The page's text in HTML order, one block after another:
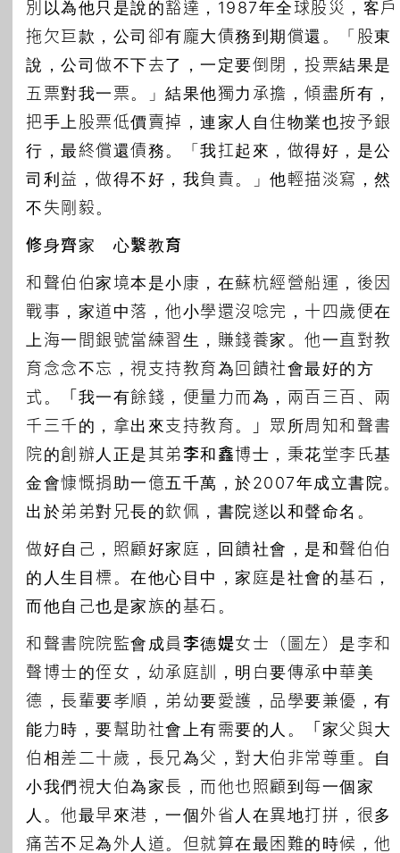
別以為他只是說的豁達，1987年全球股災，客戶
拖欠巨款，公司卻有龐大債務到期償還。「股東
說，公司做不下去了，一定要倒閉，投票結果是
五票對我一票。」結果他獨力承擔，傾盡所有，
把手上股票低價賣掉，連家人自住物業也按予銀
行，最終償還債務。「我扛起來，做得好，是公
司利益，做得不好，我負責。」他輕描淡寫，然
不失剛毅。
修身齊家 心繫教育
和聲伯伯家境本是小康，在蘇杭經營船運，後因
戰事，家道中落，他小學還沒唸完，十四歲便在
上海一間銀號當練習生，賺錢養家。他一直對教
育念念不忘，視支持教育為回饋社會最好的方
式。「我一有餘錢，便量力而為，兩百三百、兩
千三千的，拿出來支持教育。」眾所周知和聲書
院的創辦人正是其弟李和鑫博士，秉花堂李氏基
金會慷慨捐助一億五千萬，於2007年成立書院。
出於弟弟對兄長的欽佩，書院遂以和聲命名。
做好自己，照顧好家庭，回饋社會，是和聲伯伯
的人生目標。在他心目中，家庭是社會的基石，
而他自己也是家族的基石。
和聲書院院監會成員李德媞女士（圖左）是李和
聲博士的侄女，幼承庭訓，明白要傳承中華美
德，長輩要孝順，弟幼要愛護，品學要兼優，有
能力時，要幫助社會上有需要的人。「家父與大
伯相差二十歲，長兄為父，對大伯非常尊重。自
小我們視大伯為家長，而他也照顧到每一個家
人。他最早來港，一個外省人在異地打拼，很多
痛苦不足為外人道。但就算在最困難的時候，他